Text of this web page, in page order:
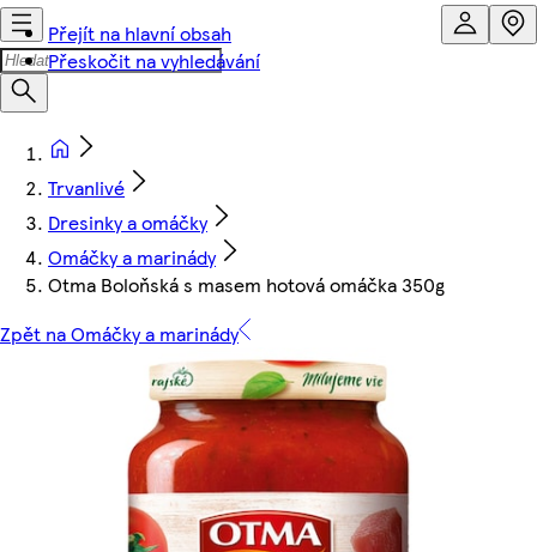
Přejít na hlavní obsah
Přeskočit na vyhledávání
Trvanlivé
Dresinky a omáčky
Omáčky a marinády
Otma Boloňská s masem hotová omáčka 350g
Zpět na Omáčky a marinády